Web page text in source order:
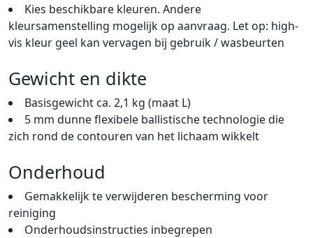
Kies beschikbare kleuren. Andere
kleursamenstelling mogelijk op aanvraag. Let op: high-
vis kleur geel kan vervagen bij gebruik / wasbeurten
Gewicht en dikte
Basisgewicht ca. 2,1 kg (maat L)
5 mm dunne flexibele ballistische technologie die
zich rond de contouren van het lichaam wikkelt
Onderhoud
Gemakkelijk te verwijderen bescherming voor
reiniging
Onderhoudsinstructies inbegrepen